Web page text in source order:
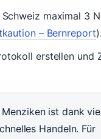
maximal 3
– Bernreport
erstellen und
ist dank
Handeln. Für